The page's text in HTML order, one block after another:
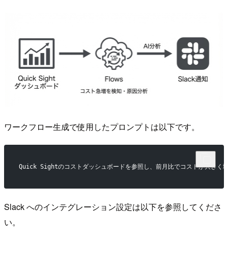
ワークフロー生成で使用したプロンプトは以下です。
Quick Sightのコストダッシュボードを参照し、前月比でコストが大きく
Slack へのインテグレーション設定は以下を参照してくださ
い。